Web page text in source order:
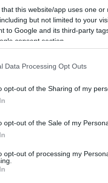
that this website/app uses one
but not limited to your
to Google and its third-party
consent section.
Data Processing Opt Outs
opt-out of the Sharing of my
opt-out of the Sale of my
opt-out of processing my
διλημμάτων.
με τον
με το ερώτημα
το 2015 ότι ένα
δεν έχει